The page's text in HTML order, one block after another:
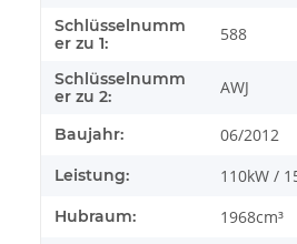
Schlüsselnumm
er zu 1:
588
Schlüsselnumm
er zu 2:
AWJ
Baujahr: 06/2012
Leistung: 110kW /
Hubraum: 1968cm³